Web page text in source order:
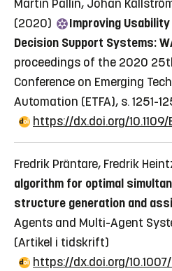
Martin Pallin, Johan
(2020)
Improving
Decision Support Systems:
proceedings of the 2020
Conference on Emerging
Automation (ETFA), s. 1251-
https://dx.doi.org/10.1109/
Fredrik Präntare, Fredrik
algorithm for optimal
structure generation and
Agents and Multi-Agent
(Artikel i tidskrift)
https://dx.doi.org/